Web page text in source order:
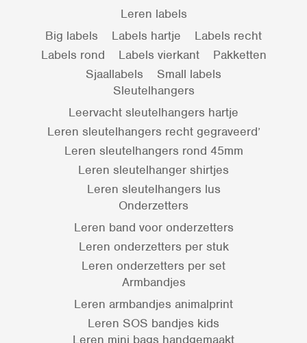
Leren labels
Big labels
Labels hartje
Labels recht
Labels rond
Labels vierkant
Pakketten
Sjaallabels
Small labels
Sleutelhangers
Leervacht sleutelhangers hartje
Leren sleutelhangers recht gegraveerd’
Leren sleutelhangers rond 45mm
Leren sleutelhanger shirtjes
Leren sleutelhangers lus
Onderzetters
Leren band voor onderzetters
Leren onderzetters per stuk
Leren onderzetters per set
Armbandjes
Leren armbandjes animalprint
Leren SOS bandjes kids
Leren mini bags handgemaakt